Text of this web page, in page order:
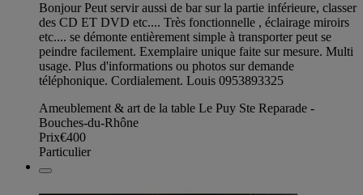
Bonjour Peut servir aussi de bar sur la partie inférieure, classer
des CD ET DVD etc.... Très fonctionnelle , éclairage miroirs
etc.... se démonte entièrement simple à transporter peut se
peindre facilement. Exemplaire unique faite sur mesure. Multi
usage. Plus d'informations ou photos sur demande
téléphonique. Cordialement. Louis 0953893325
Ameublement & art de la table Le Puy Ste Reparade -
Bouches-du-Rhône
Prix€400
Particulier